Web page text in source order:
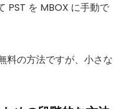
を MBOX に手動で
料の方法ですが、小さな